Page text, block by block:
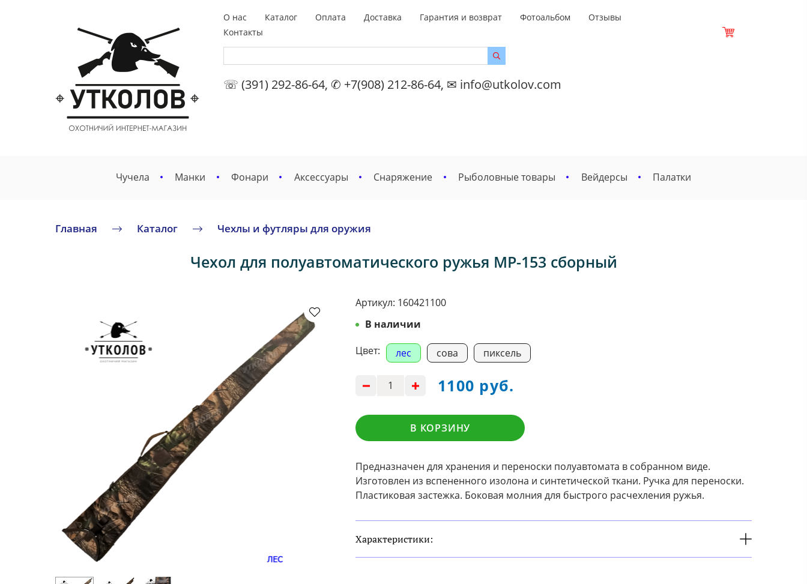
О нас Каталог Оплата Доставка Гарантия и возврат Фотоальбом
Отзывы
Контакты
☏ (391) 292-86-64, ✆ +7(908) 212-86-64, ✉ info@utkolov.com
Чучела Манки Фонари Аксессуары Снаряжение Рыболовные товары Вейдерсы Палатки
Главная Каталог Чехлы и футляры для оружия
Чехол для полуавтоматического ружья МР-153 сборный
Артикул: 160421100
В наличии
Цвет:
лес сова пиксель
1100 руб.
В КОРЗИНУ
Предназначен для хранения и переноски полуавтомата в собранном виде.
Изготовлен из вспененного изолона и синтетической ткани. Ручка для переноски.
Пластиковая застежка. Боковая молния для быстрого расчехления ружья.
Характеристики: